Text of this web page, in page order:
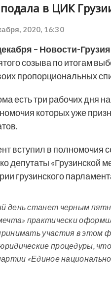
в ЦИК
2020, 16:30
– Новости-
созыва по итогам
пропорциональных
есть три рабочих дня
которых уже
вступил в полномочия
депутаты «Грузинской
грузинского
день станет черным
мечта» практически
участия в этом
процедуры,
«Единое